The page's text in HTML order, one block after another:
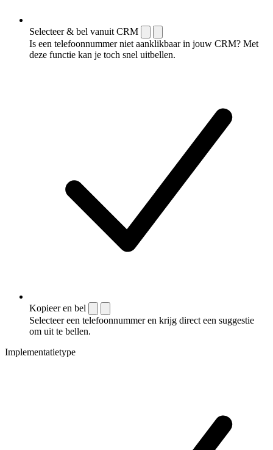
Selecteer & bel vanuit CRM
Is een telefoonnummer niet aanklikbaar in jouw CRM? Met
deze functie kan je toch snel uitbellen.
Kopieer en bel
Selecteer een telefoonnummer en krijg direct een suggestie
om uit te bellen.
Implementatietype